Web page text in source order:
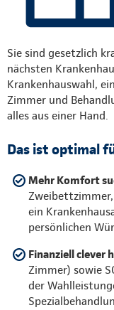
Sie sind gesetzlich
nächsten
Krankenhauswahl,
Zimmer und
alles aus einer Hand.
Das ist optimal
Mehr Komfort
ein
persönlichen
Finanziell clever
Zimmer) sowie
der